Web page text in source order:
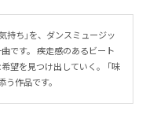
持ち」を、ダンスミュージッ
です。 疾走感のあるビート
望を見つけ出していく。 「味
作品です。